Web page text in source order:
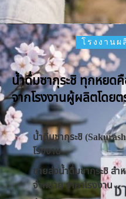
โรงงานผ
น้ำดื่มซากุระชิ ทุกหยดคื
จากโรงงานผู้ผลิตโดยต
น้ำดื่มซากุระชิ
โรงงาน
ขายส่งน้ำดื่มซากุระชิ สำ
จำหน่าย ราคาโรงงาน